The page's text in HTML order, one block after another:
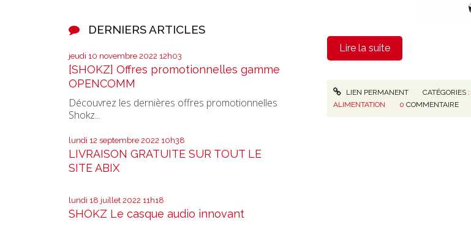
DERNIERS ARTICLES
jeudi 10 novembre 2022 12h03
[SHOKZ] Offres promotionnelles gamme
OPENCOMM
Découvrez les dernières offres promotionnelles
Shokz...
lundi 12 septembre 2022 10h38
LIVRAISON GRATUITE SUR TOUT LE
SITE ABIX
lundi 18 juillet 2022 11h18
SHOKZ Le casque audio innovant
Lire la suite
LIEN PERMANENT CATÉGORIES :
ALIMENTATION
0 COMMENTAIRE